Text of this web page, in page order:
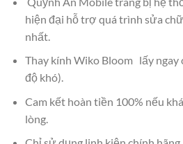
hiện đại hỗ trợ quá trình sửa
nhất.
Thay kính Wiko Bloom lấy ngay
độ khó).
Cam kết hoàn tiền 100% nếu
lòng.